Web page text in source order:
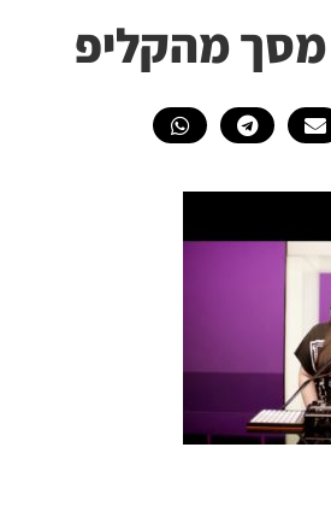
מסך מהקליפ